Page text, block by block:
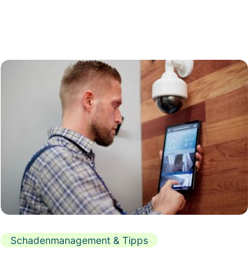
Schadenmanagement & Tipps